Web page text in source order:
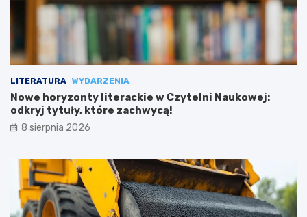
LITERATURA WYDARZENIA
Nowe horyzonty literackie w Czytelni Naukowej:
odkryj tytuły, które zachwycą!
8 sierpnia 2026